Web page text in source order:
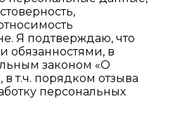
Я подтверждаю, что
обязанностями, в
законом «О
т.ч. порядком отзыва
персональных